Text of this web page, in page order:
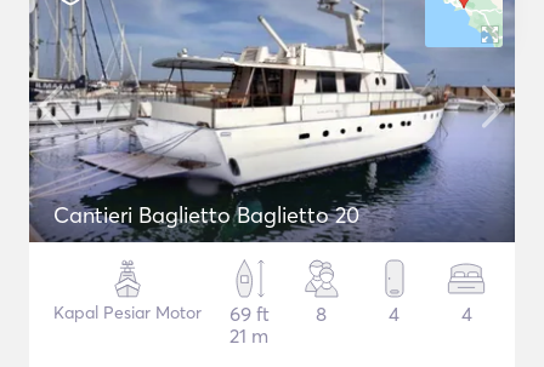
Cantieri Baglietto Baglietto 20
Kapal Pesiar Motor
69 ft
21 m
8 4 4